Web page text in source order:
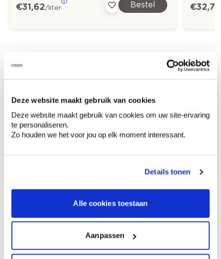
Deze website maakt gebruik van cookies
Deze website maakt gebruik van cookies om uw site-ervaring
te personaliseren.
Zo houden we het voor jou op elk moment interessant.
Details tonen
Alle cookies toestaan
Aanpassen
€ 31,62/liter Bestel € 32,73
Groen
Trendkleuren-2023
Ga samen met de kleuradviseur door je
en je meubels.
Krijg ineens een technologische check-up
van je muren.